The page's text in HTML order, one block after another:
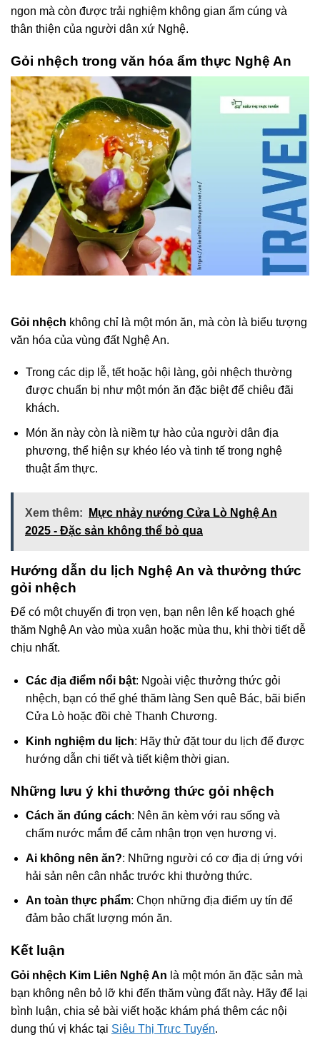
ngon mà còn được trải nghiệm không gian ấm cúng và
thân thiện của người dân xứ Nghệ.
Gỏi nhệch trong văn hóa ẩm thực Nghệ An
Gỏi nhệch không chỉ là một món ăn, mà còn là biểu tượng
văn hóa của vùng đất Nghệ An.
Trong các dịp lễ, tết hoặc hội làng, gỏi nhệch thường
được chuẩn bị như một món ăn đặc biệt để chiêu đãi
khách.
Món ăn này còn là niềm tự hào của người dân địa
phương, thể hiện sự khéo léo và tinh tế trong nghệ
thuật ẩm thực.
Xem thêm:
Mực nhảy nướng Cửa Lò Nghệ An
2025 - Đặc sản không thể bỏ qua
Hướng dẫn du lịch Nghệ An và thưởng thức
gỏi nhệch
Để có một chuyến đi trọn vẹn, bạn nên lên kế hoạch ghé
thăm Nghệ An vào mùa xuân hoặc mùa thu, khi thời tiết dễ
chịu nhất.
Các địa điểm nổi bật: Ngoài việc thưởng thức gỏi
nhệch, bạn có thể ghé thăm làng Sen quê Bác, bãi biển
Cửa Lò hoặc đồi chè Thanh Chương.
Kinh nghiệm du lịch: Hãy thử đặt tour du lịch để được
hướng dẫn chi tiết và tiết kiệm thời gian.
Những lưu ý khi thưởng thức gỏi nhệch
Cách ăn đúng cách: Nên ăn kèm với rau sống và
chấm nước mắm để cảm nhận trọn vẹn hương vị.
Ai không nên ăn?: Những người có cơ địa dị ứng với
hải sản nên cân nhắc trước khi thưởng thức.
An toàn thực phẩm: Chọn những địa điểm uy tín để
đảm bảo chất lượng món ăn.
Kết luận
Gỏi nhệch Kim Liên Nghệ An là một món ăn đặc sản mà
bạn không nên bỏ lỡ khi đến thăm vùng đất này. Hãy để lại
bình luận, chia sẻ bài viết hoặc khám phá thêm các nội
dung thú vị khác tại Siêu Thị Trực Tuyến.